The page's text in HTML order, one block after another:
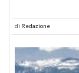
di Redazione